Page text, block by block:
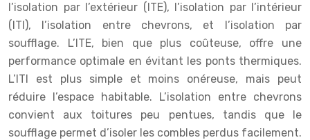
l’isolation par l’extérieur (ITE), l’isolation par l’intérieur
(ITI), l’isolation entre chevrons, et l’isolation par
soufflage. L’ITE, bien que plus coûteuse, offre une
performance optimale en évitant les ponts thermiques.
L’ITI est plus simple et moins onéreuse, mais peut
réduire l’espace habitable. L’isolation entre chevrons
convient aux toitures peu pentues, tandis que le
soufflage permet d’isoler les combles perdus facilement.